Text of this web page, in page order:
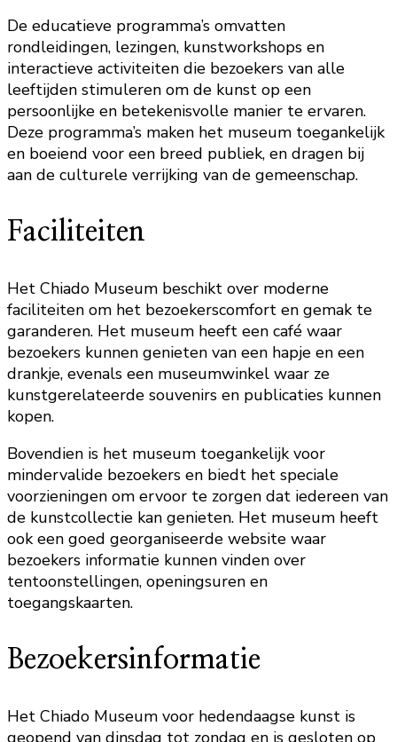
De educatieve programma’s omvatten
rondleidingen, lezingen, kunstworkshops en
interactieve activiteiten die bezoekers van alle
leeftijden stimuleren om de kunst op een
persoonlijke en betekenisvolle manier te ervaren.
Deze programma’s maken het museum toegankelijk
en boeiend voor een breed publiek, en dragen bij
aan de culturele verrijking van de gemeenschap.
Faciliteiten
Het Chiado Museum beschikt over moderne
faciliteiten om het bezoekerscomfort en gemak te
garanderen. Het museum heeft een café waar
bezoekers kunnen genieten van een hapje en een
drankje, evenals een museumwinkel waar ze
kunstgerelateerde souvenirs en publicaties kunnen
kopen.
Bovendien is het museum toegankelijk voor
mindervalide bezoekers en biedt het speciale
voorzieningen om ervoor te zorgen dat iedereen van
de kunstcollectie kan genieten. Het museum heeft
ook een goed georganiseerde website waar
bezoekers informatie kunnen vinden over
tentoonstellingen, openingsuren en
toegangskaarten.
Bezoekersinformatie
Het Chiado Museum voor hedendaagse kunst is
geopend van dinsdag tot zondag en is gesloten op